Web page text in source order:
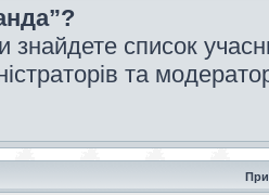
знайдете список
та